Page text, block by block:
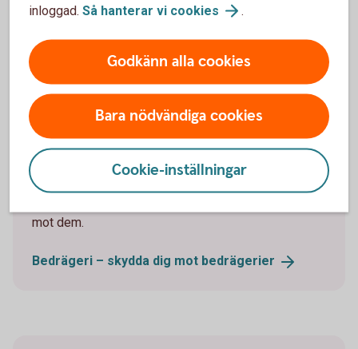
Tips!
Skydda dig mot bedragare
För att undvika bedrägerier är det viktigt att aldrig
lämna ut kortnummer, koder eller liknande. Läs mer
mot dem.
Bedrägeri – skydda dig mot bedrägerier
inloggad. Så hanterar vi cookies .
Godkänn alla cookies
Bara nödvändiga cookies
Cookie-inställningar